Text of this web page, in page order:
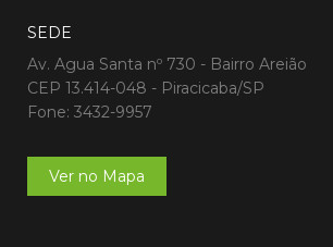
SEDE
Av. Agua Santa nº 730 - Bairro Areião
CEP 13.414-048 - Piracicaba/SP
Fone: 3432-9957
Ver no Mapa